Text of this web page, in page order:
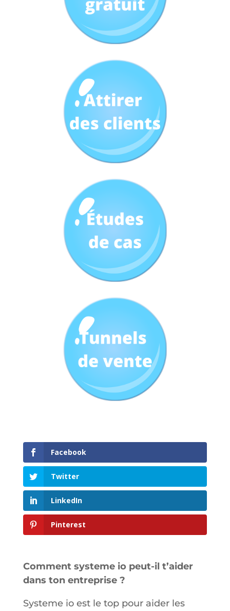
Facebook
Twitter
LinkedIn
Pinterest
Comment systeme io peut-il t’aider
dans ton entreprise ?
Systeme io est le top pour aider les